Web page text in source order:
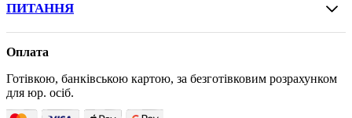
ПИТАННЯ
Оплата
Готівкою, банківською картою, за безготівковим розрахунком
для юр. осіб.